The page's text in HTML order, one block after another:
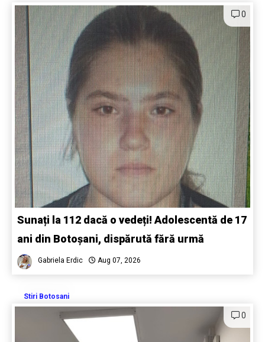
0
Sunați la 112 dacă o vedeți! Adolescentă de 17
ani din Botoșani, dispărută fără urmă
Gabriela Erdic Aug 07, 2026
Stiri Botosani
0